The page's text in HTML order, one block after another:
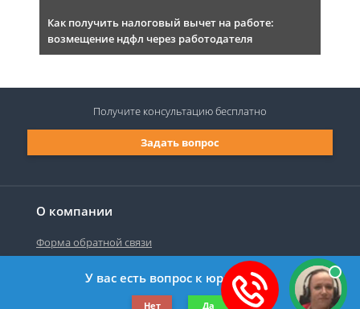
Как получить налоговый вычет на работе:
возмещение ндфл через работодателя
О компании
Форма обратной связи
©2019-2026 Все права защищены.
Задать вопрос
Получите консультациюбесплатно
У вас есть вопрос к юристу?
Нет Да